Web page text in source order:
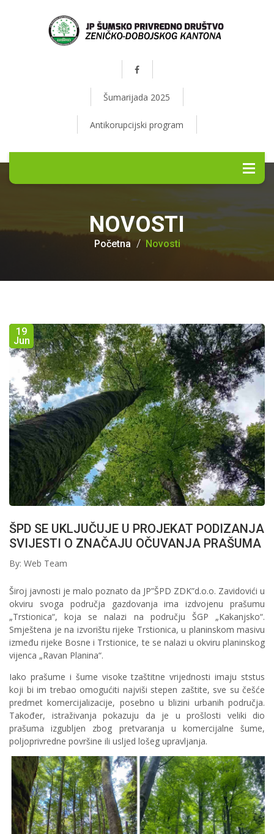
Šumarijada 2025
Antikorupcijski program
NOVOSTI
Početna Novosti
19
Jun
ŠPD SE UKLJUČUJE U PROJEKAT PODIZANJA
SVIJESTI O ZNAČAJU OČUVANJA PRAŠUMA
By: Web Team
Široj javnosti je malo poznato da JP”ŠPD ZDK”d.o.o. Zavidovići u
okviru svoga područja gazdovanja ima izdvojenu prašumu
„Trstionica“, koja se nalazi na području ŠGP „Kakanjsko“.
Smještena je na izvorištu rijeke Trstionica, u planinskom masivu
između rijeke Bosne i Trstionice, te se nalazi u okviru planinskog
vijenca „Ravan Planina“.
Iako prašume i šume visoke tzaštitne vrijednosti imaju ststus
koji bi im trebao omogućiti najviši stepen zaštite, sve su češće
predmet komercijalizacije, posebno u blizini urbanih područja.
Također, istraživanja pokazuju da je u prošlosti veliki dio
prašuma izgubljen zbog pretvaranja u komercijalne šume,
poljoprivredne površine ili usljed lošeg upravljanja.